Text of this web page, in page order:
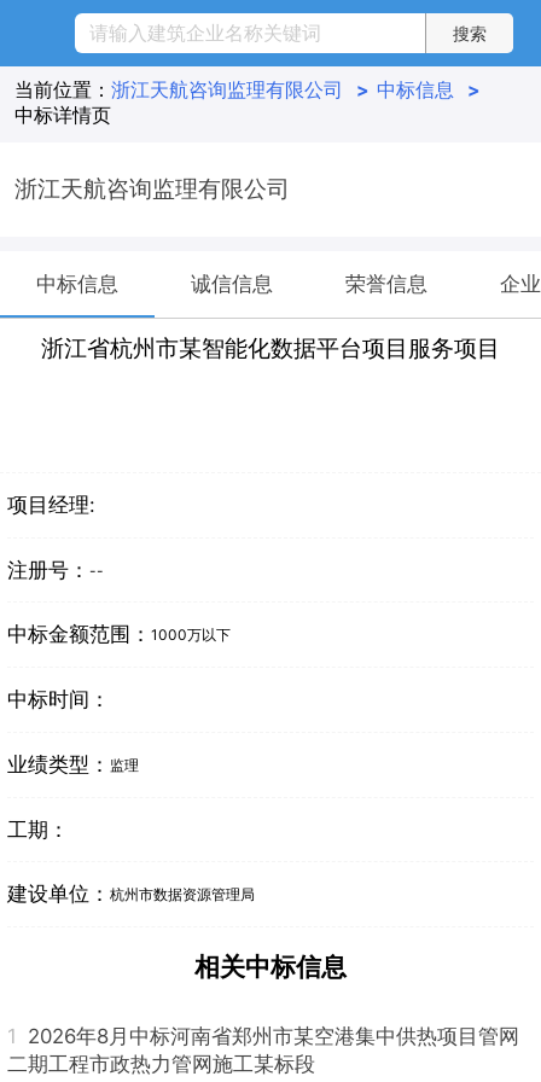
当前位置： 浙江天航咨询监理有限公司 > 中标信息
>
中标详情页
浙江天航咨询监理有限公司
中标信息 诚信信息 荣誉信息 企
浙江省杭州市某智能化数据平台项目服务项目
项目经理:
注册号： --
中标金额范围： 1000万以下
中标时间：
业绩类型： 监理
工期：
建设单位： 杭州市数据资源管理局
相关中标信息
1 2026年8月中标河南省郑州市某空港集中供热项目管网
二期工程市政热力管网施工某标段